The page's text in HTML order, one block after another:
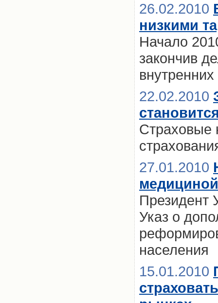
26.02.2010
низкими
Начало
закончив
22.02.2010
Страховые
27.01.2010
Президент
Указ о
населения
15.01.2010